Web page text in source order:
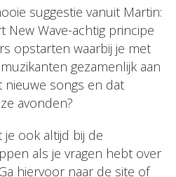
suggestie vanuit Martin:
Wave-achtig principe
opstarten waarbij je met
gezamenlijk aan
songs en dat
avonden?
je ook altijd bij de
als je vragen hebt over
hiervoor naar de site of